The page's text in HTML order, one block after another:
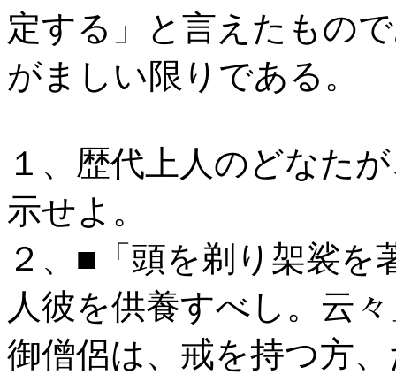
定する」と言えたもの
がましい限りである。
１、歴代上人のどなた
示せよ。
２、■「頭を剃り架裟を
人彼を供養すべし。云
御僧侶は、戒を持つ方